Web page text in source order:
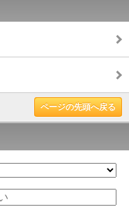
ページの先頭へ戻る